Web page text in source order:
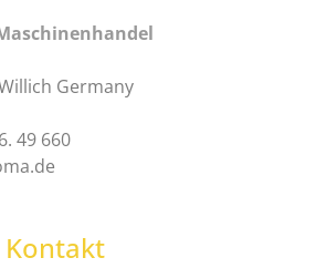
Germany
49 660
Kontakt